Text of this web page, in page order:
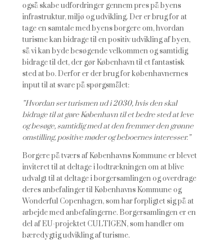
også skabe udfordringer gennem pres på byens
infrastruktur, miljø og udvikling. Der er brug for at
tage en samtale med byens borgere om, hvordan
turisme kan bidrage til en positiv udvikling af byen,
så vi kan byde besøgende velkommen og samtidig
bidrage til det, der gør København til et fantastisk
sted at bo. Derfor er der brug for københavnernes
input til at svare på spørgsmålet:
”Hvordan ser turismen ud i 2030, hvis den skal
bidrage til at gøre København til et bedre sted at leve
og besøge, samtidig med at den fremmer den grønne
omstilling, positive møder og beboernes interesser.”
Borgere på tværs af Københavns Kommune er blevet
inviteret til at deltage i lodtrækningen om at blive
udvalgt til at deltage i borgersamlingen og overdrage
deres anbefalinger til Københavns Kommune og
Wonderful Copenhagen, som har forpligtet sig på at
arbejde med anbefalingerne. Borgersamlingen er en
del af EU-projektet CULTIGEN, som handler om
bæredygtig udvikling af turisme.